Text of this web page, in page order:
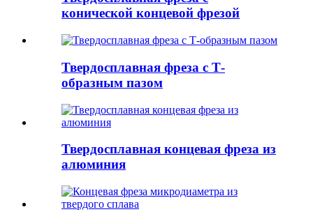
конической концевой фрезой
Твердосплавная фреза с Т-
образным пазом
Твердосплавная концевая фреза из
алюминия